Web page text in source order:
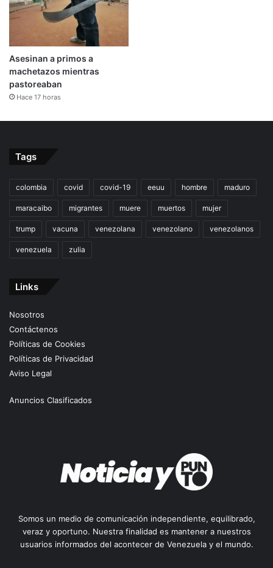
Asesinan a primos a
machetazos mientras
pastoreaban
Hace 17 horas
Tags
colombia covid covid-19 eeuu hombre maduro
maracaibo migrantes muere muertos mujer
trump vacuna venezolana venezolano venezolanos
venezuela zulia
Links
Nosotros
Contáctenos
Políticas de Cookies
Políticas de Privacidad
Aviso Legal
Anuncios Clasificados
Somos un medio de comunicación independiente, equilibrado,
veraz y oportuno. Nuestra finalidad es mantener a nuestros
usuarios informados del acontecer de Venezuela y el mundo.